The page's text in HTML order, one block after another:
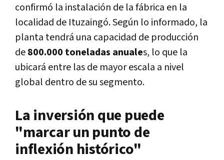
confirmó la instalación de la fábrica en la
localidad de Ituzaingó. Según lo informado, la
planta tendrá una capacidad de producción
de800.000 toneladas anuales, lo que la
ubicará entre las de mayor escala a nivel
global dentro de su segmento.
La inversión que puede
"marcar un punto de
inflexión histórico"